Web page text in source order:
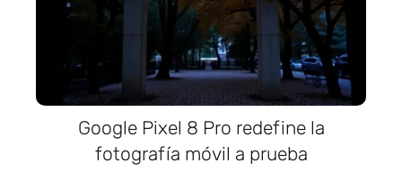
Google Pixel 8 Pro redefine la
fotografía móvil a prueba